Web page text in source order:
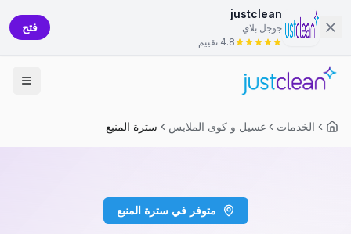
justclean
جوجل بلاي
4.8 تقييم
فتح
الخدمات غسيل و كوى الملابس سترة المنبع
متوفر في سترة المنبع